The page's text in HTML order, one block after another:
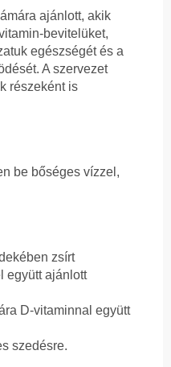
ajánlott, akik
bevitelüket,
egészségét és a
A szervezet
részeként is
be bőséges vízzel,
zsírt
együtt ajánlott
D-vitaminnal együtt
szedésre.